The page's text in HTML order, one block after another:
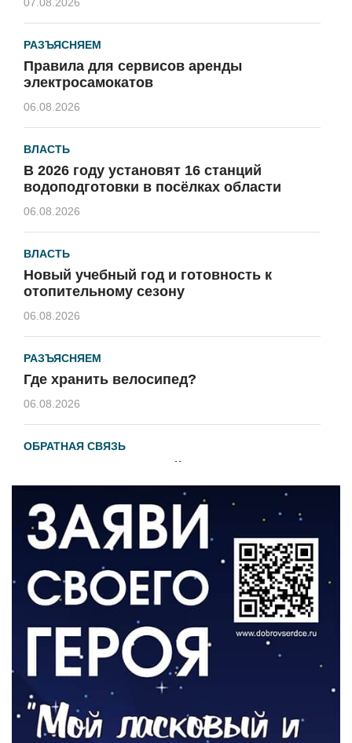
РАЗЪЯСНЯЕМ
Правила для сервисов аренды
электросамокатов
06.08.2026
ВЛАСТЬ
В 2026 году установят 16 станций
водоподготовки в посёлках области
06.08.2026
ВЛАСТЬ
Новый учебный год и готовность к
отопительному сезону
06.08.2026
РАЗЪЯСНЯЕМ
Где хранить велосипед?
06.08.2026
ОБРАТНАЯ СВЯЗЬ
Администрация онлайн
ВЛАСТЬ
День памяти и «Симфония народов»
06.08.2026
Новый настил на экотропе
05.08.2026